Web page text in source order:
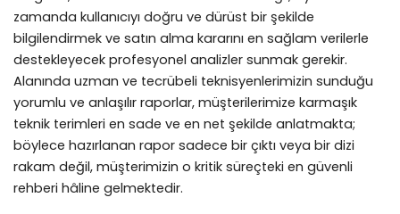
zamanda kullanıcıyı doğru ve dürüst bir şekilde
bilgilendirmek ve satın alma kararını en sağlam verilerle
destekleyecek profesyonel analizler sunmak gerekir.
Alanında uzman ve tecrübeli teknisyenlerimizin sunduğu
yorumlu ve anlaşılır raporlar, müşterilerimize karmaşık
teknik terimleri en sade ve en net şekilde anlatmakta;
böylece hazırlanan rapor sadece bir çıktı veya bir dizi
rakam değil, müşterimizin o kritik süreçteki en güvenli
rehberi hâline gelmektedir.